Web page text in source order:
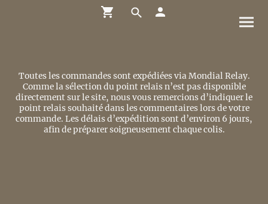
Toutes les commandes sont expédiées via Mondial Relay.
Comme la sélection du point relais n’est pas disponible
directement sur le site, nous vous remercions d’indiquer le
point relais souhaité dans les commentaires lors de votre
commande. Les délais d’expédition sont d’environ 6 jours,
afin de préparer soigneusement chaque colis.